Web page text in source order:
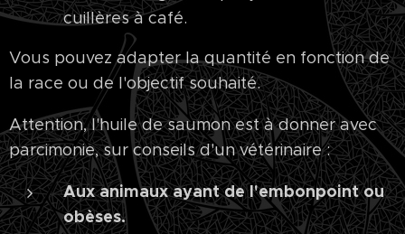
cuillères à café.
Vous pouvez adapter la quantité en fonction de
la race ou de l'objectif souhaité.
Attention, l'huile de saumon est à donner avec
parcimonie, sur conseils d'un vétérinaire :
Aux animaux ayant de l'embonpoint ou
obèses.